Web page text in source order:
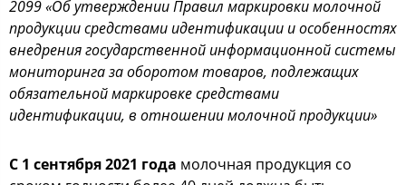
2099 «Об утверждении Правил маркировки молочной
продукции средствами идентификации и особенностях
внедрения государственной информационной системы
мониторинга за оборотом товаров, подлежащих
обязательной маркировке средствами
идентификации, в отношении молочной продукции»
С 1 сентября 2021 года молочная продукция со